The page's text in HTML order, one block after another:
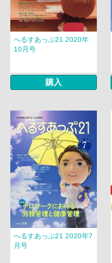
へるすあっぷ21 2020年
10月号
購入
へるすあっぷ21 2020年7
月号